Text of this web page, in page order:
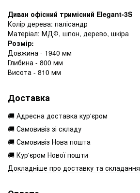
Диван офісний тримісний Elegant-3S
Колір дерева: палісандр
Матеріал: МДФ, шпон, дерево, шкіра
Розмір:
Довжина - 1940 мм
Глибина - 800 мм
Висота - 810 мм
Доставка
🚚 Адресна доставка кур'єром
🚚 Самовивіз зі складу
🚚 Самовивіз Нова пошта
🚚 Кур'єром Нової пошти
Докладніше про доставку та складання